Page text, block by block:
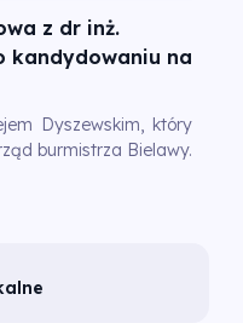
z dr inż.
kandydowaniu na
Dyszewskim, który
burmistrza Bielawy.